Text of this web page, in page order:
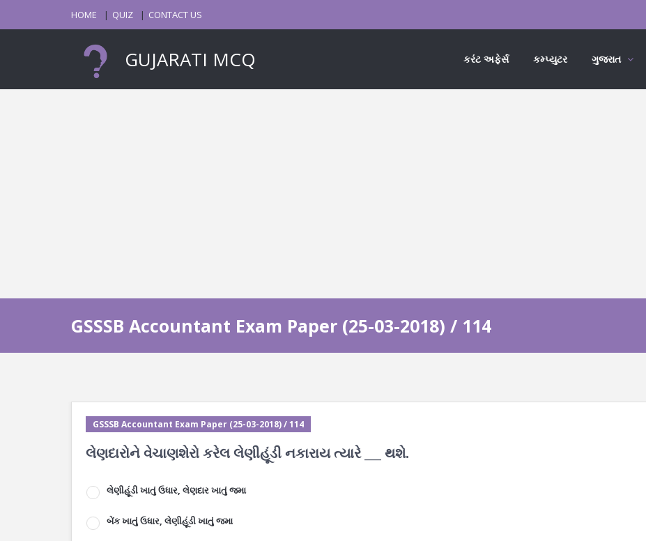
HOME QUIZ CONTACT US
GUJARATI MCQ કરંટ અફેર્સ કમ્પ્યુટર ગુજરાત
GSSSB Accountant Exam Paper (25-03-2018) / 114
GSSSB Accountant Exam Paper (25-03-2018) / 114
લેણદારોને વેચાણશેરો કરેલ લેણીહૂંડી નકારાય ત્યારે ___ થશે.
લેણીહૂંડી ખાતું ઉધાર, લેણદાર ખાતું જમા
બેંક ખાતું ઉધાર, લેણીહૂંડી ખાતું જમા